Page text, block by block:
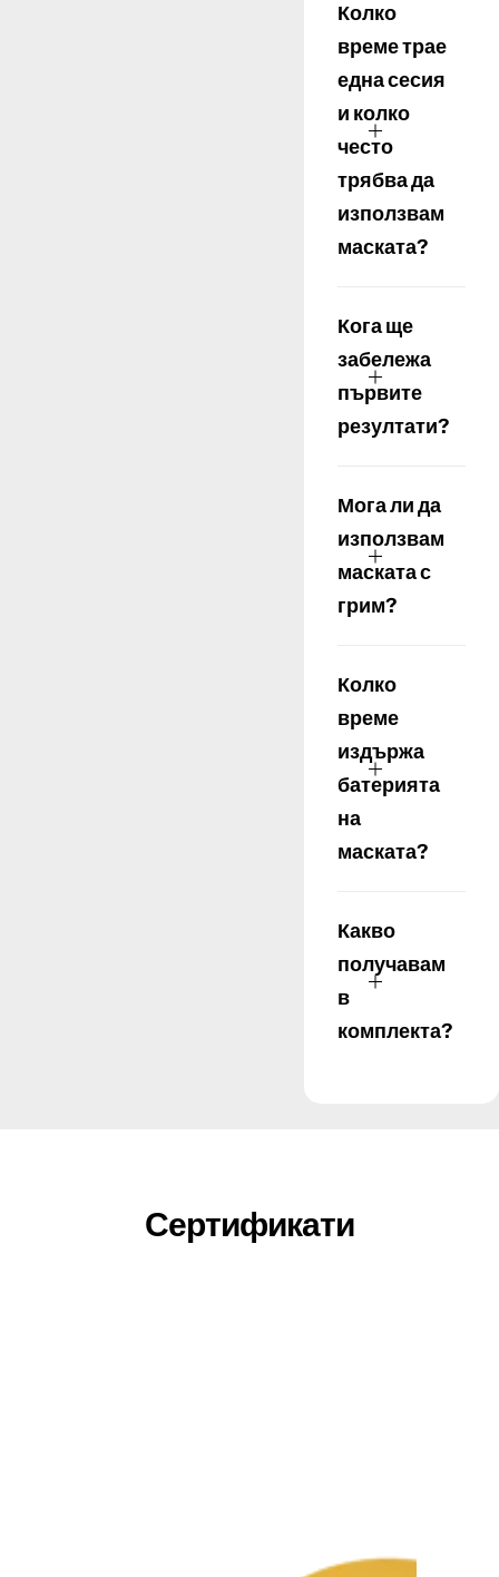
Колко
време трае
една сесия
и колко
често
трябва да
използвам
маската?
Кога ще
забележа
първите
резултати?
Мога ли да
използвам
маската с
грим?
Колко
време
издържа
батерията
на
маската?
Какво
получавам
в
комплекта?
Сертификати